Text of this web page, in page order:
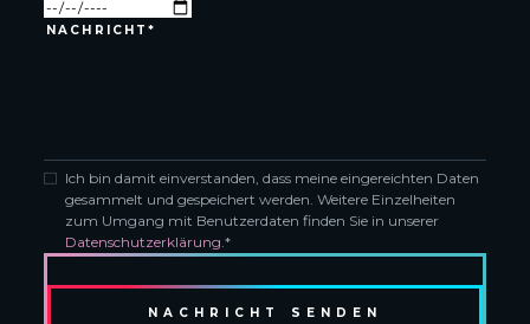
Ich bin damit einverstanden, dass meine eingereichten Daten
gesammelt und gespeichert werden. Weitere Einzelheiten
zum Umgang mit Benutzerdaten finden Sie in unserer
Datenschutzerklärung .*